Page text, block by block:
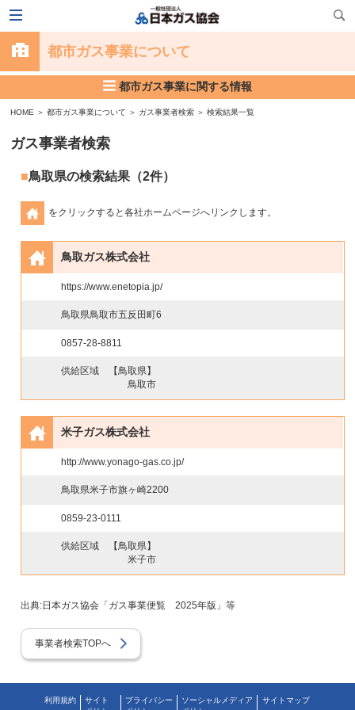
都市ガス事業について
都市ガス事業に関する情報
HOME ＞都市ガス事業について ＞ ガス事業者検索 ＞ 検索結果一覧
ガス事業者検索
鳥取県の検索結果（2件）
をクリックすると各社ホームページへリンクします。
鳥取ガス株式会社
https://www.enetopia.jp/
鳥取県鳥取市五反田町6
0857-28-8811
供給区域
【鳥取県】
鳥取市
米子ガス株式会社
http://www.yonago-gas.co.jp/
鳥取県米子市旗ヶ崎2200
0859-23-0111
供給区域
【鳥取県】
米子市
出典:日本ガス協会「ガス事業便覧 2025年版」等
事業者検索TOPへ
利用規約
サイト
プライバシー
ソーシャルメディア
サイトマップ